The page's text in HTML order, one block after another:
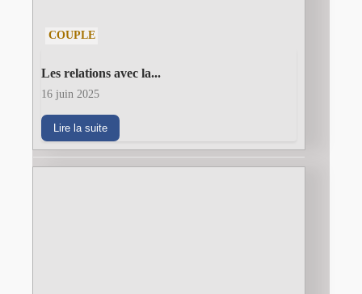
COUPLE
Les relations avec la...
16 juin 2025
Lire la suite